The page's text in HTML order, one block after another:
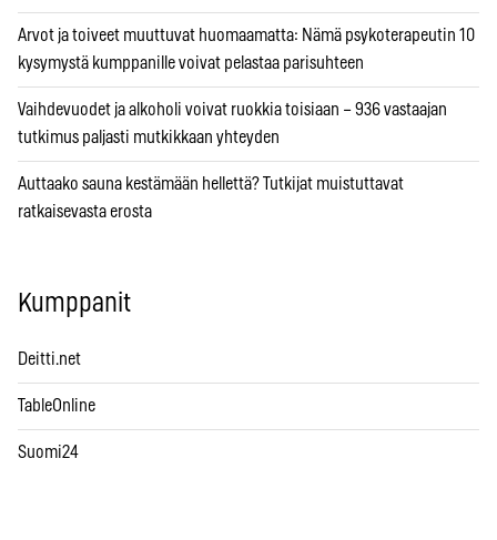
Arvot ja toiveet muuttuvat huomaamatta: Nämä psykoterapeutin 10
kysymystä kumppanille voivat pelastaa parisuhteen
Vaihdevuodet ja alkoholi voivat ruokkia toisiaan – 936 vastaajan
tutkimus paljasti mutkikkaan yhteyden
Auttaako sauna kestämään hellettä? Tutkijat muistuttavat
ratkaisevasta erosta
Kumppanit
Deitti.net
TableOnline
Suomi24